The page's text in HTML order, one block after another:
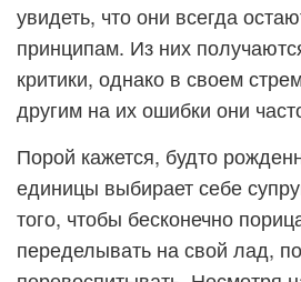
увидеть, что они всегда
принципам. Из них
критики, однако в своем
другим на их ошибки они
Порой кажется, будто
единицы выбирает себе
того, чтобы бесконечно
переделывать на свой лад,